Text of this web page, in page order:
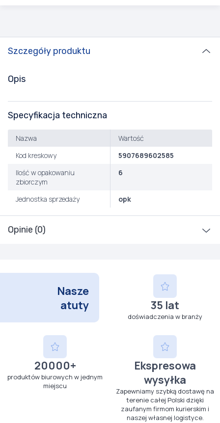
Szczegóły produktu
Opinie (0)
Opis
Specyfikacja techniczna
Nazwa
Wartość
Kod kreskowy
5907689602585
Ilość w opakowaniu
zbiorczym
6
Jednostka sprzedaży opk
Nasze
atuty
35 lat
doświadczenia w branży
20000+
produktów biurowych w jednym
miejscu
Ekspresowa
wysyłka
Zapewniamy szybką dostawę na
terenie całej Polski dzięki
zaufanym firmom kurierskim i
naszej własnej logistyce.